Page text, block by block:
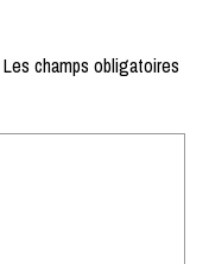
Les champs obligatoires